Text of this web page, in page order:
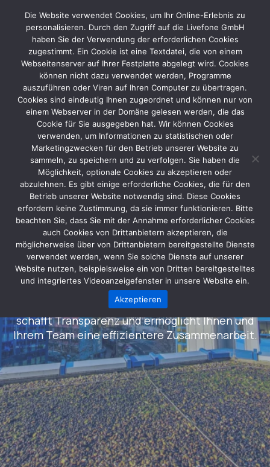
Wir sind für Sie da!
Mit voller Kraft verbinden wir Sie mit starken
Marken und machen Sie zu aktiven
Vertriebspartnern. Unser selbst entwickeltes
Guthaben-System vereinfacht Prozesse,
schafft Transparenz und ermöglicht Ihnen und
Ihrem Team eine effizientere Zusammenarbeit.
Die Website verwendet Cookies, um Ihr Online-Erlebnis zu
personalisieren. Durch den Zugriff auf die Livefone GmbH
haben Sie der Verwendung der erforderlichen Cookies
zugestimmt. Ein Cookie ist eine Textdatei, die von einem
Webseitenserver auf Ihrer Festplatte abgelegt wird. Cookies
können nicht dazu verwendet werden, Programme
auszuführen oder Viren auf Ihren Computer zu übertragen.
Cookies sind eindeutig Ihnen zugeordnet und können nur von
einem Webserver in der Domäne gelesen werden, die das
Cookie für Sie ausgegeben hat. Wir können Cookies
verwenden, um Informationen zu statistischen oder
Marketingzwecken für den Betrieb unserer Website zu
sammeln, zu speichern und zu verfolgen. Sie haben die
Möglichkeit, optionale Cookies zu akzeptieren oder
abzulehnen. Es gibt einige erforderliche Cookies, die für den
Betrieb unserer Website notwendig sind. Diese Cookies
erfordern keine Zustimmung, da sie immer funktionieren. Bitte
beachten Sie, dass Sie mit der Annahme erforderlicher Cookies
auch Cookies von Drittanbietern akzeptieren, die
möglicherweise über von Drittanbietern bereitgestellte Dienste
verwendet werden, wenn Sie solche Dienste auf unserer
Website nutzen, beispielsweise ein von Dritten bereitgestelltes
und integriertes Videoanzeigefenster in unsere Website ein.
Akzeptieren